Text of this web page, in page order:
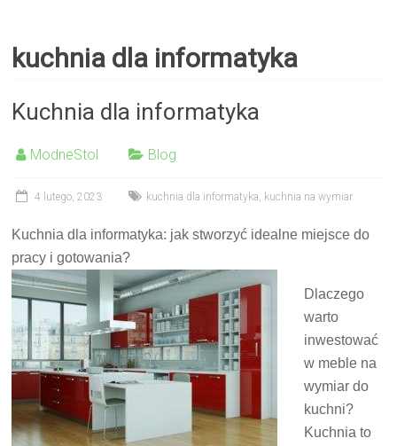
kuchnia dla informatyka
Kuchnia dla informatyka
ModneStol Blog
4 lutego, 2023 kuchnia dla informatyka, kuchnia na wymiar
Kuchnia dla informatyka: jak stworzyć idealne miejsce do
pracy i gotowania?
Dlaczego
warto
inwestować
w meble na
wymiar do
kuchni?
Kuchnia to